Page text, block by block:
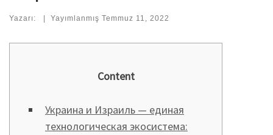
Yazarı: | Yayımlanmış Temmuz 11, 2022
Content
Украина и Израиль — единая
технологическая экосистема: